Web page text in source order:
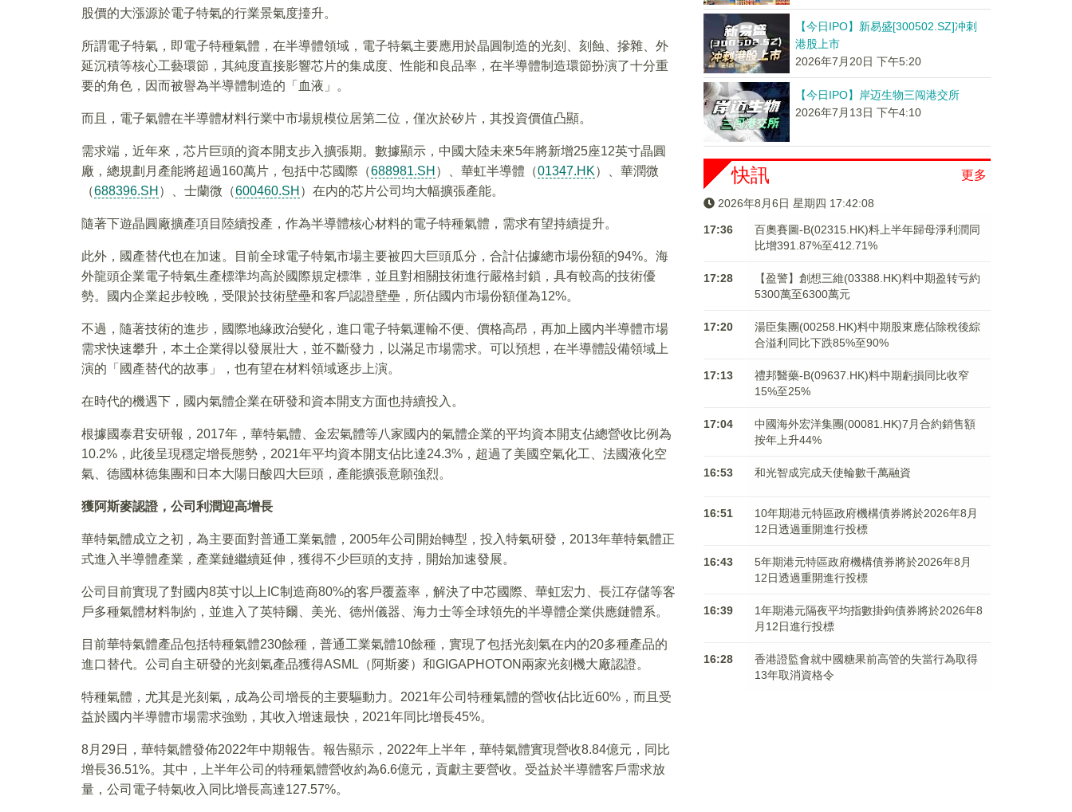
股價的大漲源於電子特氣的行業景氣度擡升。
所謂電子特氣，即電子特種氣體，在半導體領域，電子特氣主要應用於晶圓制造的光刻、刻蝕、摻雜、外
延沉積等核心工藝環節，其純度直接影響芯片的集成度、性能和良品率，在半導體制造環節扮演了十分重
要的角色，因而被譽為半導體制造的「血液」。
而且，電子氣體在半導體材料行業中市場規模位居第二位，僅次於矽片，其投資價值凸顯。
需求端，近年來，芯片巨頭的資本開支步入擴張期。數據顯示，中國大陸未來5年將新增25座12英寸晶圓
廠，總規劃月產能將超過160萬片，包括中芯國際（688981.SH ）、華虹半導體（01347.HK）、華潤微
（688396.SH ）、士蘭微（600460.SH ）在内的芯片公司均大幅擴張產能。
隨著下遊晶圓廠擴產項目陸續投產，作為半導體核心材料的電子特種氣體，需求有望持續提升。
此外，國產替代也在加速。目前全球電子特氣市場主要被四大巨頭瓜分，合計佔據總市場份額的94%。海
外龍頭企業電子特氣生產標準均高於國際規定標準，並且對相關技術進行嚴格封鎖，具有較高的技術優
勢。國内企業起步較晚，受限於技術壁壘和客戶認證壁壘，所佔國内市場份額僅為12%。
不過，隨著技術的進步，國際地緣政治變化，進口電子特氣運輸不便、價格高昂，再加上國内半導體市場
需求快速攀升，本土企業得以發展壯大，並不斷發力，以滿足市場需求。可以預想，在半導體設備領域上
演的「國產替代的故事」，也有望在材料領域逐步上演。
在時代的機遇下，國内氣體企業在研發和資本開支方面也持續投入。
根據國泰君安研報，2017年，華特氣體、金宏氣體等八家國内的氣體企業的平均資本開支佔總營收比例為
10.2%，此後呈現穩定增長態勢，2021年平均資本開支佔比達24.3%，超過了美國空氣化工、法國液化空
氣、德國林德集團和日本大陽日酸四大巨頭，產能擴張意願強烈。
獲阿斯麥認證，公司利潤迎高增長
華特氣體成立之初，為主要面對普通工業氣體，2005年公司開始轉型，投入特氣研發，2013年華特氣體正
式進入半導體產業，產業鏈繼續延伸，獲得不少巨頭的支持，開始加速發展。
公司目前實現了對國内8英寸以上IC制造商80%的客戶覆蓋率，解決了中芯國際、華虹宏力、長江存儲等客
戶多種氣體材料制約，並進入了英特爾、美光、德州儀器、海力士等全球領先的半導體企業供應鏈體系。
目前華特氣體產品包括特種氣體230餘種，普通工業氣體10餘種，實現了包括光刻氣在内的20多種產品的
進口替代。公司自主研發的光刻氣產品獲得ASML（阿斯麥）和GIGAPHOTON兩家光刻機大廠認證。
特種氣體，尤其是光刻氣，成為公司增長的主要驅動力。2021年公司特種氣體的營收佔比近60%，而且受
益於國内半導體市場需求強勁，其收入增速最快，2021年同比增長45%。
8月29日，華特氣體發佈2022年中期報告。報告顯示，2022年上半年，華特氣體實現營收8.84億元，同比
增長36.51%。其中，上半年公司的特種氣體營收約為6.6億元，貢獻主要營收。受益於半導體客戶需求放
量，公司電子特氣收入同比增長高達127.57%。
【今日IPO】新易盛[300502.SZ]冲刺
港股上市
2026年7月20日 下午5:20
【今日IPO】岸迈生物三闯港交所
2026年7月13日 下午4:10
更多
快訊
2026年8月6日 星期四 17:42:09
17:36
百奧賽圖-B(02315.HK)料上半年歸母淨利潤同
比增391.87%至412.71%
17:28
【盈警】創想三維(03388.HK)料中期盈转亏約
5300萬至6300萬元
17:20
湯臣集團(00258.HK)料中期股東應佔除稅後綜
合溢利同比下跌85%至90%
17:13
禮邦醫藥-B(09637.HK)料中期虧損同比收窄
15%至25%
17:04
中國海外宏洋集團(00081.HK)7月合約銷售額
按年上升44%
16:53 和光智成完成天使輪數千萬融資
16:51
10年期港元特區政府機構債券將於2026年8月
12日透過重開進行投標
16:43
5年期港元特區政府機構債券將於2026年8月
12日透過重開進行投標
16:39
1年期港元隔夜平均指數掛鉤債券將於2026年8
月12日進行投標
16:28
香港證監會就中國糖果前高管的失當行為取得
13年取消資格令